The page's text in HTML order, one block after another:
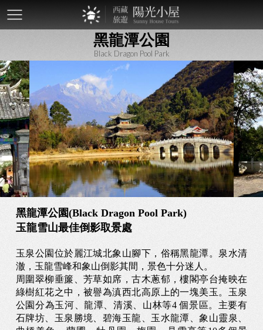
黑龍潭公園
Black Dragon Pool Park
黑龍潭公園(Black Dragon Pool Park)
玉龍雪山最佳倒影取景處
玉泉公園位於麗江城北象山腳下，俗稱黑龍潭。泉水清
澈，玉龍雪峰和象山倒影其間，景色十分迷人。
周圍翠柳垂簾、芳草如席，古木蔥郁，樓閣亭台掩映在
綠樹紅花之中，被譽為滇西北高原上的一塊美玉。玉泉
公園分為玉河、龍潭、清溪、山林等4 個景區。主要有
石牌坊、玉泉勝境、碧海玉龍、玉水龍潭、象山靈泉、